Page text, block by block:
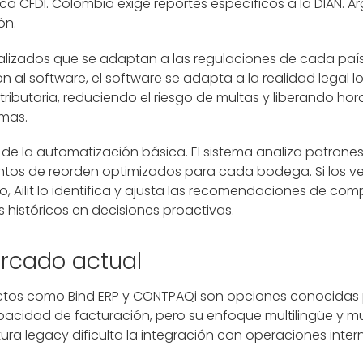
Colombia exige reportes específicos a la DIAN.
que se adaptan a las regulaciones de cada
software, el software se adapta a la realidad legal
reduciendo el riesgo de multas y liberando
la automatización básica. El sistema analiza
de reorden optimizados para cada bodega. Si los
Ailit lo identifica y ajusta las recomendaciones de
en decisiones proactivas.
actual
como Bind ERP y CONTPAQi son opciones conocidas
de facturación, pero su enfoque multilingüe y
legacy dificulta la integración con operaciones